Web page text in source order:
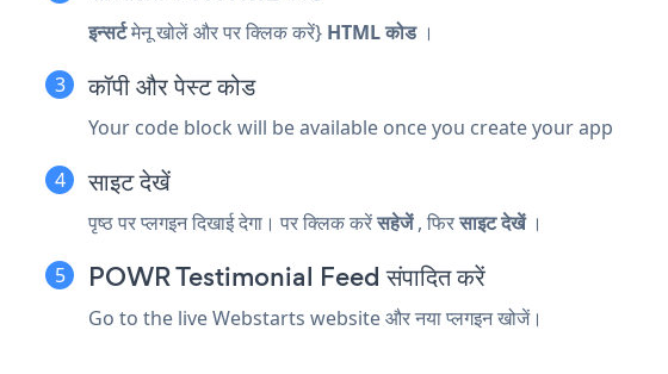
इन्सर्टमेनू खोलें और पर क्लिक करें} HTML कोड।
कॉपी और पेस्ट कोड
Your code block will be available once you create your app
साइट देखें
पृष्ठ पर प्लगइन दिखाई देगा। पर क्लिक करेंसहेजें, फिरसाइट देखें।
POWR Testimonial Feed संपादित करें
Go to the live Webstarts website और नया प्लगइन खोजें।